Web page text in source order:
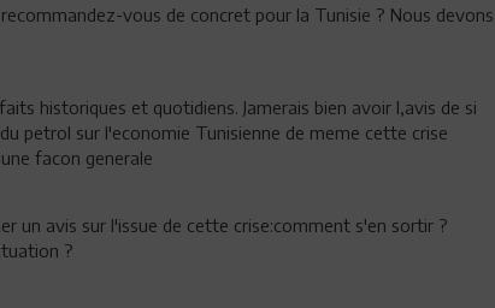
vous de concret pour la Tunisie ? Nous devons
historiques et quotidiens. Jamerais bien avoir l,avis de si
petrol sur l'economie Tunisienne de meme cette crise
facon generale
un avis sur l'issue de cette crise:comment s'en sortir ?
?